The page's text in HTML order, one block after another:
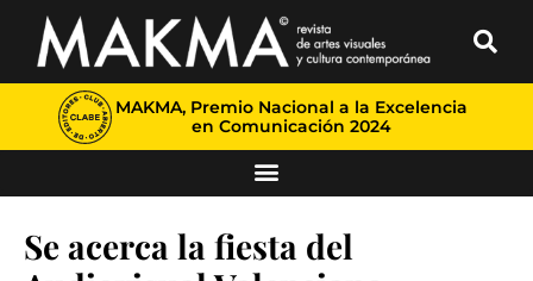
MAKMA, Premio Nacional a la Excelencia
en Comunicación 2024
Se acerca la fiesta del